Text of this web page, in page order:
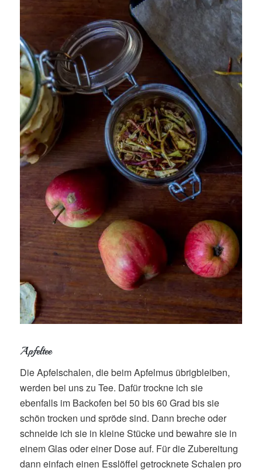
Apfeltee
Die Apfelschalen, die beim Apfelmus übrigbleiben,
werden bei uns zu Tee. Dafür trockne ich sie
ebenfalls im Backofen bei 50 bis 60 Grad bis sie
schön trocken und spröde sind. Dann breche oder
schneide ich sie in kleine Stücke und bewahre sie in
einem Glas oder einer Dose auf. Für die Zubereitung
dann einfach einen Esslöffel getrocknete Schalen pro